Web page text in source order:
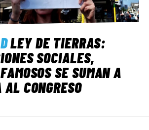
LEY DE TIERRAS:
SOCIALES,
SE SUMAN A
CONGRESO